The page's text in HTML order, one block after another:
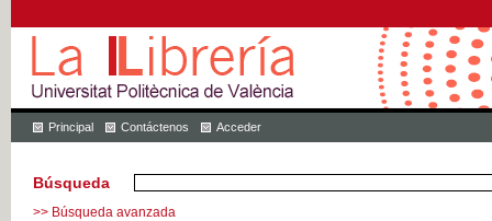
Principal Contáctenos Acceder
Búsqueda
>> Búsqueda avanzada